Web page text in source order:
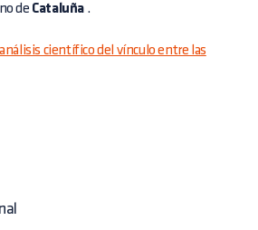
de Cataluña .
científico del vínculo entre las